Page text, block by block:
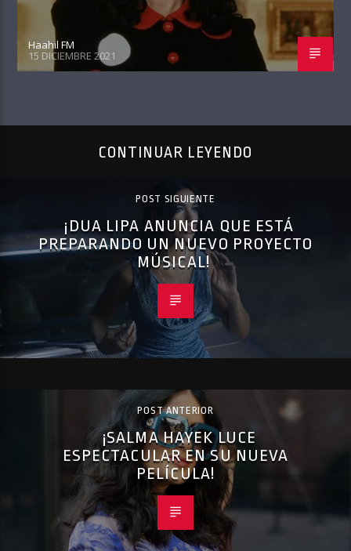
Haahil FM
15 DICIEMBRE 2021
CONTINUAR LEYENDO
POST SIGUIENTE
¡DUA LIPA ANUNCIA QUE ESTÁ
PREPARANDO UN NUEVO PROYECTO
MÚSICAL!
POST ANTERIOR
¡SALMA HAYEK LUCE
ESPECTACULAR EN SU NUEVA
PELÍCULA!